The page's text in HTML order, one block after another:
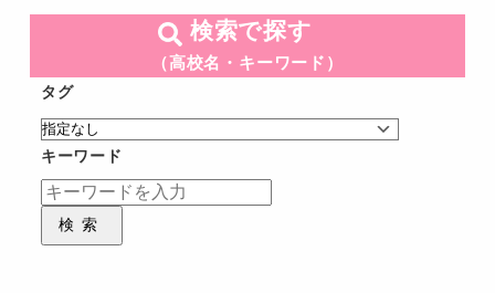
検索で探す
（高校名・キーワード）
タグ
キーワード
検索